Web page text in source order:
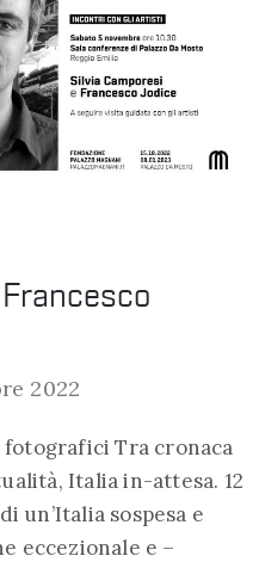
2022
Tra cronaca
Italia in-attesa. 12
un’Italia sospesa e
eccezionale e –